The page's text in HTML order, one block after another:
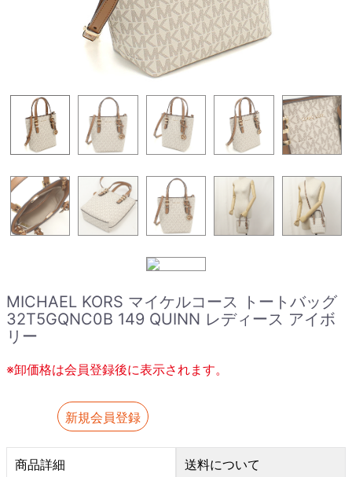
MICHAEL KORS マイケルコース トートバッグ
32T5GQNC0B 149 QUINN レディース アイボ
リー
※卸価格は会員登録後に表示されます。
新規会員登録
商品詳細 送料について